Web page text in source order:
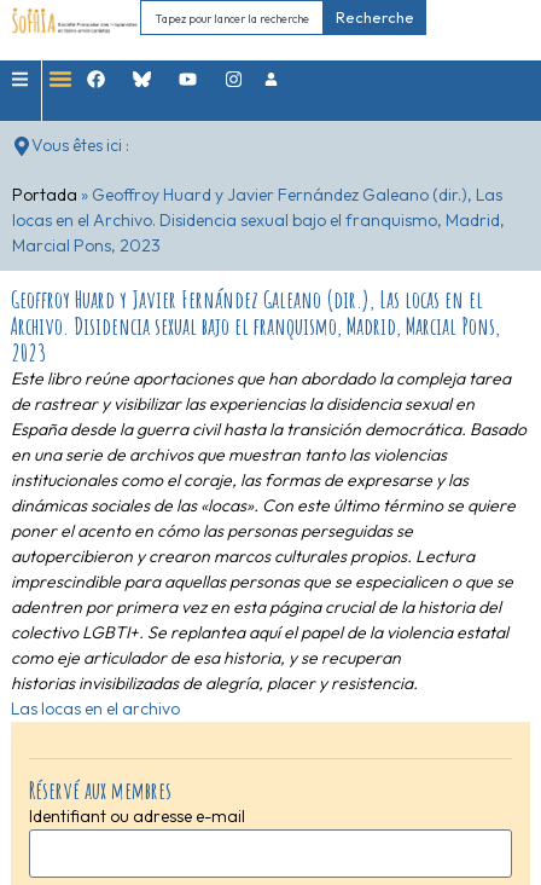
Recherche
Vous êtes ici :
Portada » Geoffroy Huard y Javier Fernández Galeano (dir.), Las
locas en el Archivo. Disidencia sexual bajo el franquismo, Madrid,
Marcial Pons, 2023
Réservé aux membres
Identifiant ou adresse e-mail
Geoffroy Huard y Javier Fernández Galeano (dir.), Las locas en el
Archivo. Disidencia sexual bajo el franquismo, Madrid, Marcial Pons,
2023
Este libro reúne aportaciones que han abordado lacompleja tarea
de rastrear y visibilizar las experienciasla disidencia sexual en
España desde la guerra civilhasta la transición democrática. Basado
en una serie de archivos que muestran tantolas violencias
institucionales como el coraje, las formasde expresarse y las
dinámicas sociales de las «locas». Con este último término se quiere
poner el acento en cómo las personas perseguidas se
autopercibieron ycrearon marcos culturales propios. Lectura
imprescindible para aquellas personas que se especialicen o que se
adentren por primera vez en estapágina crucial de la historia del
colectivo LGBTI+. Se replantea aquí el papel de la violencia estatal
como eje articulador de esa historia, y se recuperan
historiasinvisibilizadas de alegría, placer y resistencia.
Las locas en el archivo